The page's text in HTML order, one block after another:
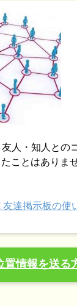
人・知人との
ことはありま
友達掲示板の
置情報を送る